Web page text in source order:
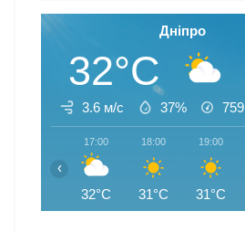
Дніпро
32°C
3.6 м/с 37% 759
17:00
32°C
18:00
31°C
19:00
31°C
‹